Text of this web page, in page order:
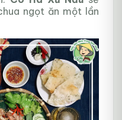
ngọt ăn một lần